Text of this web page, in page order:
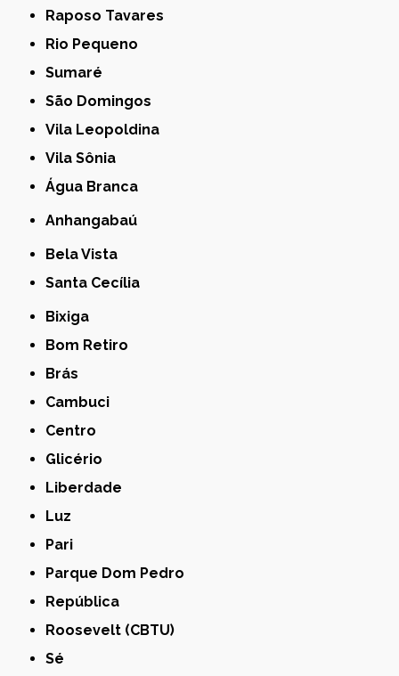
Raposo Tavares
Rio Pequeno
Sumaré
São Domingos
Vila Leopoldina
Vila Sônia
Água Branca
Anhangabaú
Bela Vista
Santa Cecília
Bixiga
Bom Retiro
Brás
Cambuci
Centro
Glicério
Liberdade
Luz
Pari
Parque Dom Pedro
República
Roosevelt (CBTU)
Sé